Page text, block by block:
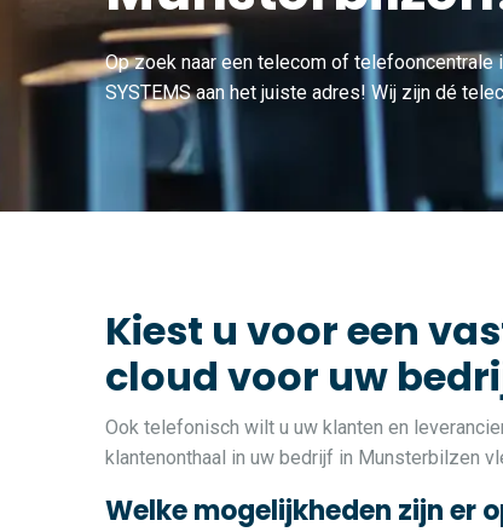
Op zoek naar een telecom of telefooncentrale
SYSTEMS aan het juiste adres! Wij zijn dé
Kiest u voor een
cloud voor uw
Ook telefonisch wilt u uw klanten en
klantenonthaal in uw bedrijf in Munsterbilzen
Welke mogelijkheden zijn er